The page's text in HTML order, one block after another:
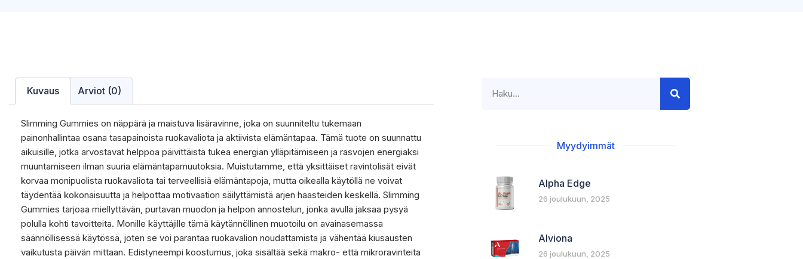
Kuvaus Arviot (0)
Slimming Gummies on näppärä ja maistuva lisäravinne, joka on suunniteltu tukemaan
painonhallintaa osana tasapainoista ruokavaliota ja aktiivista elämäntapaa. Tämä tuote on suunnattu
aikuisille, jotka arvostavat helppoa päivittäistä tukea energian ylläpitämiseen ja rasvojen energiaksi
muuntamiseen ilman suuria elämäntapamuutoksia. Muistutamme, että yksittäiset ravintolisät eivät
korvaa monipuolista ruokavaliota tai terveellisiä elämäntapoja, mutta oikealla käytöllä ne voivat
täydentää kokonaisuutta ja helpottaa motivaation säilyttämistä arjen haasteiden keskellä. Slimming
Gummies tarjoaa miellyttävän, purtavan muodon ja helpon annostelun, jonka avulla jaksaa pysyä
polulla kohti tavoitteita. Monille käyttäjille tämä käytännöllinen muotoilu on avainasemassa
säännöllisessä käytössä, joten se voi parantaa ruokavalion noudattamista ja vähentää kiusausten
vaikutusta päivän mittaan. Edistyneempi koostumus, joka sisältää sekä makro- että mikroravinteita
Myydyimmät
Alpha Edge
26 joulukuun, 2025
Alviona
26 joulukuun, 2025